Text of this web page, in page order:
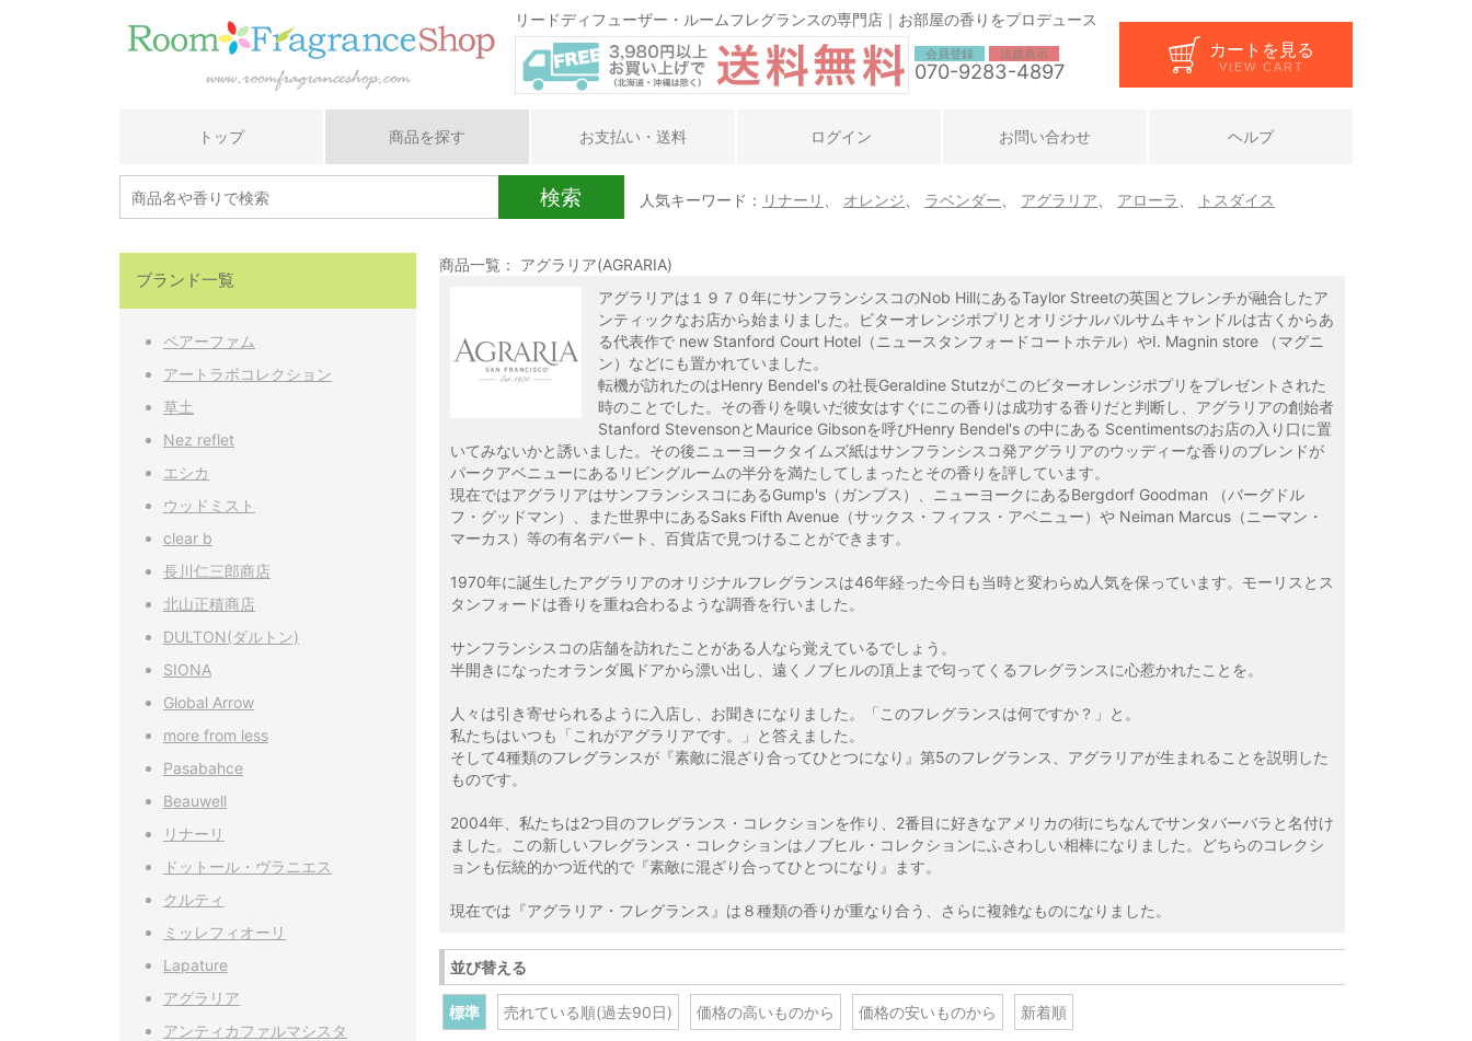
リードディフューザー・ルームフレグランスの専門店｜お部屋の香りをプロデュース
会員登録 法規表示
070-9283-4897
カートを見る
VIEW CART
トップ 商品を探す お支払い・送料 ログイン お問い合わせ ヘルプ
検索 人気キーワード： リナーリ オレンジ ラベンダー アグラリア アローラ トスダイス
商品一覧： アグラリア(AGRARIA)
アグラリアは１９７０年にサンフランシスコのNob HillにあるTaylor Streetの英国とフレンチが融合したア
ンティックなお店から始まりました。ビターオレンジポプリとオリジナルバルサムキャンドルは古くからあ
る代表作で new Stanford Court Hotel（ニュースタンフォードコートホテル）やI. Magnin store （マグニ
ン）などにも置かれていました。
転機が訪れたのはHenry Bendel's の社長Geraldine Stutzがこのビターオレンジポプリをプレゼントされた
時のことでした。その香りを嗅いだ彼女はすぐにこの香りは成功する香りだと判断し、アグラリアの創始者
Stanford StevensonとMaurice Gibsonを呼びHenry Bendel's の中にある Scentimentsのお店の入り口に置
いてみないかと誘いました。その後ニューヨークタイムズ紙はサンフランシスコ発アグラリアのウッディーな香りのブレンドが
パークアベニューにあるリビングルームの半分を満たしてしまったとその香りを評しています。
現在ではアグラリアはサンフランシスコにあるGump's（ガンプス）、ニューヨークにあるBergdorf Goodman （バーグドル
フ・グッドマン）、また世界中にあるSaks Fifth Avenue（サックス・フィフス・アベニュー）や Neiman Marcus（ニーマン・
マーカス）等の有名デパート、百貨店で見つけることができます。
1970年に誕生したアグラリアのオリジナルフレグランスは46年経った今日も当時と変わらぬ人気を保っています。モーリスとス
タンフォードは香りを重ね合わるような調香を行いました。
サンフランシスコの店舗を訪れたことがある人なら覚えているでしょう。
半開きになったオランダ風ドアから漂い出し、遠くノブヒルの頂上まで匂ってくるフレグランスに心惹かれたことを。
人々は引き寄せられるように入店し、お聞きになりました。「このフレグランスは何ですか？」と。
私たちはいつも「これがアグラリアです。」と答えました。
そして4種類のフレグランスが『素敵に混ざり合ってひとつになり』第5のフレグランス、アグラリアが生まれることを説明した
ものです。
2004年、私たちは2つ目のフレグランス・コレクションを作り、2番目に好きなアメリカの街にちなんでサンタバーバラと名付け
ました。この新しいフレグランス・コレクションはノブヒル・コレクションにふさわしい相棒になりました。どちらのコレクシ
ョンも伝統的かつ近代的で『素敵に混ざり合ってひとつになり』ます。
現在では『アグラリア・フレグランス』は８種類の香りが重なり合う、さらに複雑なものになりました。
並び替える
標準 売れている順(過去90日) 価格の高いものから 価格の安いものから 新着順
ブランド一覧
ペアーファム
アートラボコレクション
草土
Nez reflet
エシカ
ウッドミスト
clear b
長川仁三郎商店
北山正積商店
DULTON(ダルトン)
SIONA
Global Arrow
more from less
Pasabahce
Beauwell
リナーリ
ドットール・ヴラニエス
クルティ
ミッレフィオーリ
Lapature
アグラリア
アンティカファルマシスタ